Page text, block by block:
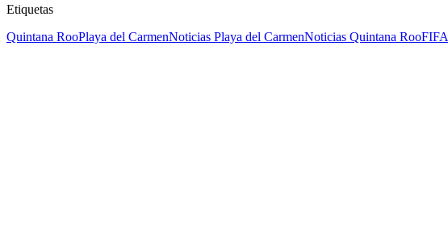
Etiquetas
Quintana RooPlaya del CarmenNoticias Playa del CarmenNoticias Quintana RooFIFA